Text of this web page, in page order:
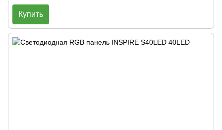
Купить